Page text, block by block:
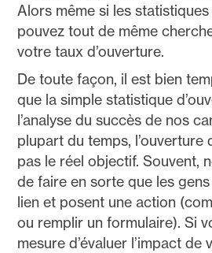
Alors même si les
pouvez tout de même
votre taux d’ouverture.
De toute façon, il est bien
que la simple statistique
l’analyse du succès de nos
plupart du temps, l’ouverture
pas le réel objectif. Souvent,
de faire en sorte que les
lien et posent une action
ou remplir un formulaire). Si
mesure d’évaluer l’impact